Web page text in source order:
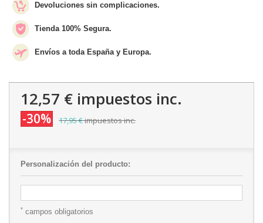
Devoluciones sin complicaciones.
Tienda 100% Segura.
Envíos a toda España y Europa.
12,57 € impuestos inc.
-30% 17,95 €impuestos inc.
Personalización del producto:
* campos obligatorios